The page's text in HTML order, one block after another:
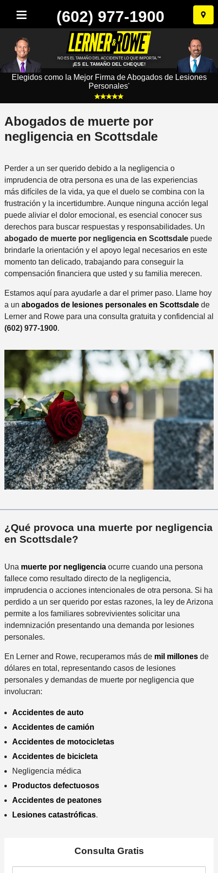
Ir
al
(602) 977-1900
NO ES EL TAMAÑO DEL ACCIDENTE LO QUE IMPORTA.™
¡ES EL TAMAÑO DEL CHEQUE!
Elegidos como la Mejor Firma de Abogados de Lesiones
Personales*
Abogados de muerte por
negligencia en Scottsdale
Perder a un ser querido debido a la negligencia o
imprudencia de otra persona es una de las experiencias
más difíciles de la vida, ya que el duelo se combina con la
frustración y la incertidumbre. Aunque ninguna acción legal
puede aliviar el dolor emocional, es esencial conocer sus
derechos para buscar respuestas y responsabilidades. Un
abogado de muerte por negligencia en Scottsdalepuede
brindarle la orientación y el apoyo legal necesarios en este
momento tan delicado, trabajando para conseguir la
compensación financiera que usted y su familia merecen.
Estamos aquí para ayudarle a dar el primer paso. Llame hoy
a un abogados de lesiones personales en Scottsdalede
Lerner and Rowe para una consulta gratuita y confidencial al
(602) 977-1900.
¿Qué provoca una muerte por negligencia
en Scottsdale?
Una muerte por negligencia ocurre cuando una persona
fallece como resultado directo de la negligencia,
imprudencia o acciones intencionales de otra persona. Si ha
perdido a un ser querido por estas razones, la ley de Arizona
permite a los familiares sobrevivientes solicitar una
indemnización presentando una demanda por lesiones
personales.
En Lerner and Rowe, recuperamos más de mil millonesde
dólares en total, representando casos de lesiones
personales y demandas de muerte por negligencia que
involucran:
Accidentes de auto
Accidentes de camión
Accidentes de motocicletas
Accidentes de bicicleta
Negligencia médica
Productos defectuosos
Accidentes de peatones
Lesiones catastróficas.
Consulta Gratis